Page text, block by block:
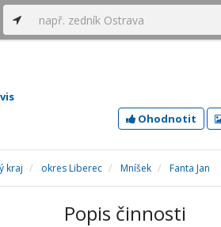
Ohodnotit
kraj okres Liberec Mníšek Fanta Jan
Popis činnosti